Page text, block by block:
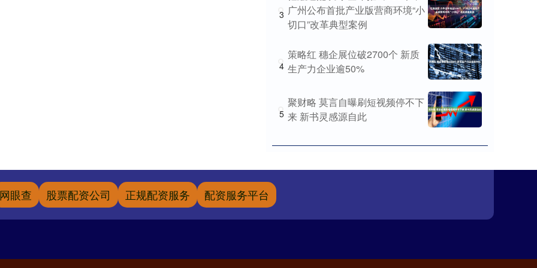
3 广州公布首批产业版营商环境“小
切口”改革典型案例
4
策略红 穗企展位破2700个 新质
生产力企业逾50%
5
聚财略 莫言自曝刷短视频停不下
来 新书灵感源自此
网眼查 股票配资公司 正规配资服务 配资服务平台